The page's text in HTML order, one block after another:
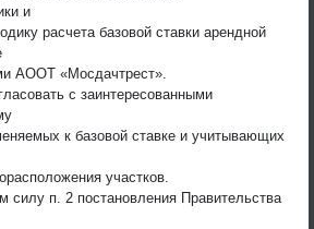
и
расчета базовой ставки арендной
АООТ «Мосдачтрест».
с заинтересованными
к базовой ставке и учитывающих
участков.
силу п. 2 постановления Правительства